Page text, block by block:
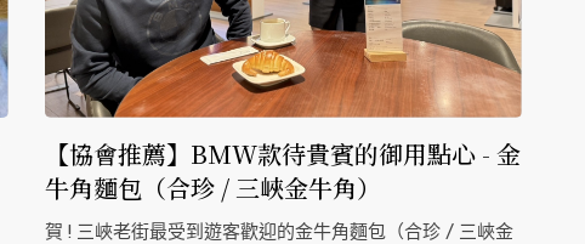
【協會推薦】BMW款待貴賓的御用點心 - 金
牛角麵包（合珍 / 三峽金牛角）
賀 ! 三峽老街最受到遊客歡迎的金牛角麵包（合珍 / 三峽金